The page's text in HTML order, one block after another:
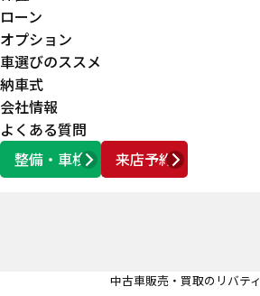
ローン
オプション
車選びのススメ
納車式
会社情報
よくある質問
整備・車検
来店予約
営業時間 AM10:00 ～ PM6:00
中古車販売・買取のリバティ